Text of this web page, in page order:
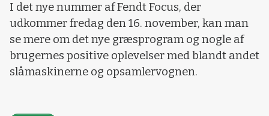
I det nye nummer af Fendt Focus, der
udkommer fredag den 16. november, kan man
se mere om det nye græsprogram og nogle af
brugernes positive oplevelser med blandt andet
slåmaskinerne og opsamlervognen.